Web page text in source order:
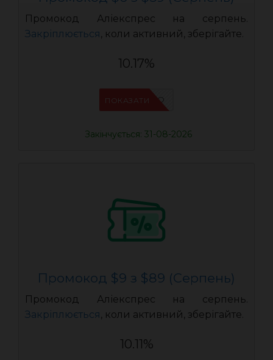
Промокод Аліекспрес на серпень.
Закріплюється, коли активний, зберігайте.
10.17%
IFPCFQQO
ПОКАЗАТИ
Закінчується: 31-08-2026
Промокод $9 з $89 (Серпень)
Промокод Аліекспрес на серпень.
Закріплюється, коли активний, зберігайте.
10.11%